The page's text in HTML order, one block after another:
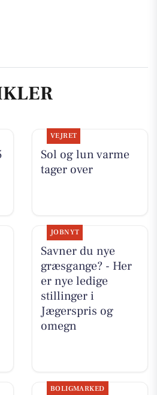
VEJRET
Sol og lun varme
tager over
JOBNYT
Savner du nye
græsgange? - Her
er nye ledige
stillinger i
Jægerspris og
omegn
BOLIGMARKED